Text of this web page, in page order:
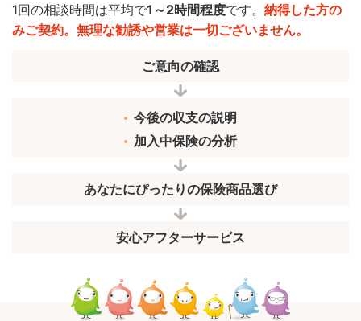
1回の相談時間は平均で1～2時間程度です。 納得した方の
みご契約。無理な勧誘や営業は一切ございません。
ご意向の確認
今後の収支の説明
加入中保険の分析
あなたにぴったりの保険商品選び
安心アフターサービス